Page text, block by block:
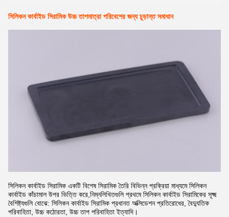
সিলিকন কার্বাইড সিরামিক উচ্চ তাপমাত্রা পরিবেশের জন্য চূড়ান্ত সমাধান
সিলিকন কার্বাইড সিরামিক একটি বিশেষ সিরামিক তৈরি বিভিন্ন প্রক্রিয়া মাধ্যমে সিলিকন
কার্বাইড কাঁচামাল উপর ভিত্তি করে,নিম্নলিখিতগুলি প্রথমে সিলিকন কার্বাইড সিরামিকের সূক্ষ্ম
বৈশিষ্ট্যগুলি বোঝে: সিলিকন কার্বাইড সিরামিক প্রধানত অক্সিডেশন প্রতিরোধের, বৈদ্যুতিক
পরিবাহিতা, উচ্চ কঠোরতা, উচ্চ তাপ পরিবাহিতা ইত্যাদি।